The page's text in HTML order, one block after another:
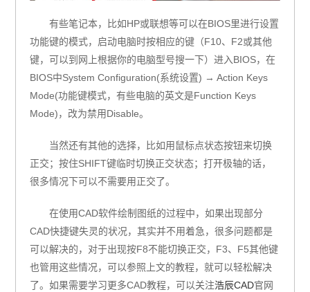
有些笔记本，比如HP或联想等可以在BIOS里进行设置
功能键的模式，启动电脑时按相应的键（F10、F2或其他
键，可以到网上根据你的电脑型号搜一下）进入BIOS，在
BIOS中System Configuration(系统设置) → Action Keys
Mode(功能键模式，有些电脑的英文是Function Keys
Mode)，改为禁用Disable。
当然还有其他的选择，比如用鼠标点状态按钮来切换
正交；按住SHIFT键临时切换正交状态；打开极轴的话，
很多情况下可以不需要用正交了。
在使用CAD软件绘制图纸的过程中，如果出现部分
CAD快捷键失灵的状况，其实并不用着急，很多问题都是
可以解决的，对于出现按F8不能切换正交，F3、F5其他键
也管用这些情况，可以参照上文的教程，就可以轻松解决
了。如果需要学习更多CAD教程，可以关注浩辰CAD官网